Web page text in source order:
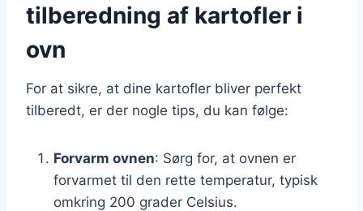
tilberedning af kartofler i
ovn
For at sikre, at dine kartofler bliver perfekt
tilberedt, er der nogle tips, du kan følge:
Forvarm ovnen: Sørg for, at ovnen er
forvarmet til den rette temperatur, typisk
omkring 200 grader Celsius.